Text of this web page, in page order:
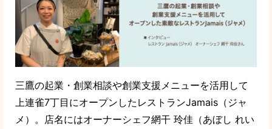
三鷹のまちづくりについて
三鷹の起業・創業相談や創業支援メニューを活用して
上連雀7丁目にオープンしたレストランJamais（ジャ
メ）。店名にはオーナーシェフ網干 玲佳（あぼし れい